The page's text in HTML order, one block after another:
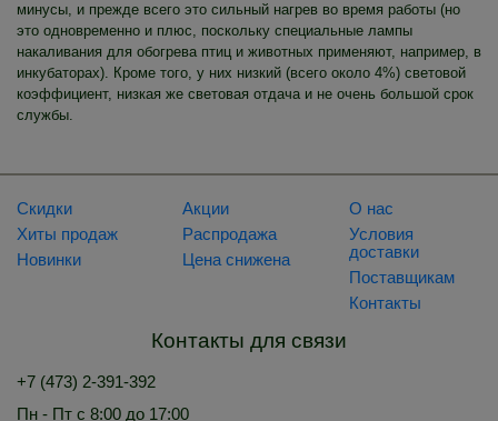
минусы, и прежде всего это сильный нагрев во время работы (но
это одновременно и плюс, поскольку специальные лампы
накаливания для обогрева птиц и животных применяют, например, в
инкубаторах). Кроме того, у них низкий (всего около 4%) световой
коэффициент, низкая же световая отдача и не очень большой срок
службы.
Скидки
Хиты продаж
Новинки
Акции
Распродажа
Цена снижена
О нас
Условия
доставки
Поставщикам
Контакты
Контакты для связи
+7 (473) 2-391-392
Пн - Пт с 8:00 до 17:00